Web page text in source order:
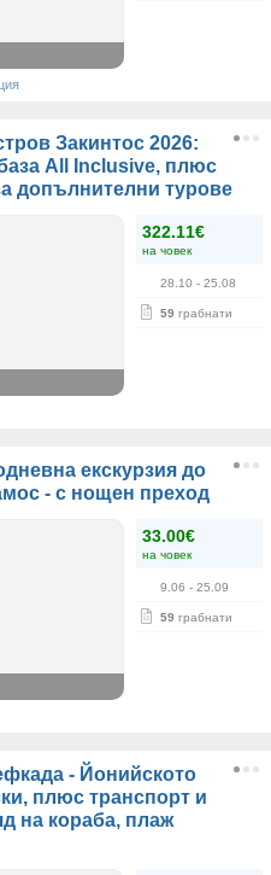
Закинтос 2026:
All Inclusive, плюс
допълнителни турове
322.11€
на човек
28.10 - 25.08
59 грабнати
екскурзия до
- с нощен преход
33.00€
на човек
9.06 - 25.09
59 грабнати
- Йонийското
плюс транспорт и
на кораба, плаж